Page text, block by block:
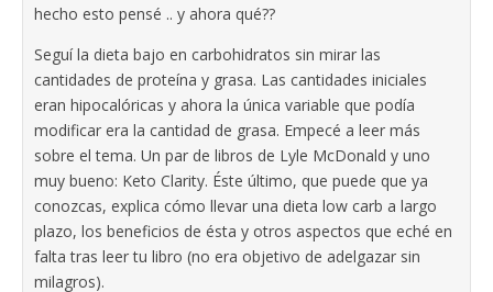
hecho esto pensé .. y ahora qué??
Seguí la dieta bajo en carbohidratos sin mirar las
cantidades de proteína y grasa. Las cantidades iniciales
eran hipocalóricas y ahora la única variable que podía
modificar era la cantidad de grasa. Empecé a leer más
sobre el tema. Un par de libros de Lyle McDonald y uno
muy bueno: Keto Clarity. Éste último, que puede que ya
conozcas, explica cómo llevar una dieta low carb a largo
plazo, los beneficios de ésta y otros aspectos que eché en
falta tras leer tu libro (no era objetivo de adelgazar sin
milagros).